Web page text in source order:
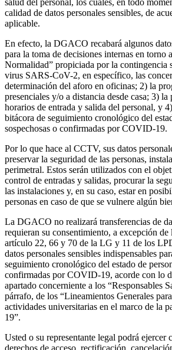
salud del personal, los cuales, en todo
calidad de datos personales sensibles, de
aplicable.
En efecto, la DGACO recabará algunos
para la toma de decisiones internas en torno
Normalidad” propiciada por la contingencia
virus SARS-CoV-2, en específico, las
determinación del aforo en oficinas; 2) la
presenciales y/o a distancia desde casa; 3) la
horarios de entrada y salida del personal, y
bitácora de seguimiento cronológico del
sospechosas o confirmadas por COVID-19.
Por lo que hace al CCTV, sus datos
preservar la seguridad de las personas,
perimetral. Estos serán utilizados con el
control de entradas y salidas, procurar la
las instalaciones y, en su caso, estar en
personas en caso de que se vulnere algún
La DGACO no realizará transferencias de
requieran su consentimiento, a excepción de
artículo 22, 66 y 70 de la LG y 11 de los
datos personales sensibles indispensables
seguimiento cronológico del estado de
confirmadas por COVID-19, acorde con lo
apartado concerniente a los “Responsables
párrafo, de los “Lineamientos Generales
actividades universitarias en el marco de la
19”.
Usted o su representante legal podrá ejercer